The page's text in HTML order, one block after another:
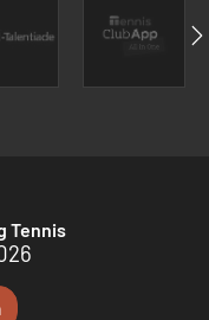
Tennis